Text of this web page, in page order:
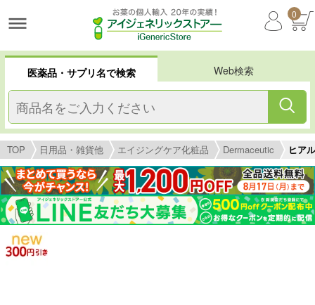
0
医薬品・サプリ名で検索 Web検索
TOP 日用品・雑貨他 エイジングケア化粧品 Dermaceutic ヒア